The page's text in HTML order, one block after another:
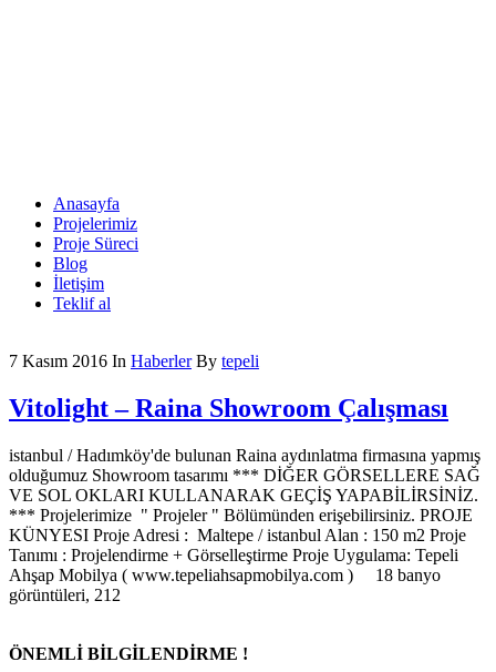
Anasayfa
Projelerimiz
Proje Süreci
Blog
İletişim
Teklif al
7 Kasım 2016 In Haberler By tepeli
Vitolight – Raina Showroom Çalışması
istanbul / Hadımköy'de bulunan Raina aydınlatma firmasına yapmış
olduğumuz Showroom tasarımı *** DİĞER GÖRSELLERE SAĞ
VE SOL OKLARI KULLANARAK GEÇİŞ YAPABİLİRSİNİZ.
*** Projelerimize " Projeler " Bölümünden erişebilirsiniz. PROJE
KÜNYESI Proje Adresi : Maltepe / istanbul Alan : 150 m2 Proje
Tanımı : Projelendirme + Görselleştirme Proje Uygulama: Tepeli
Ahşap Mobilya ( www.tepeliahsapmobilya.com ) 18 banyo
görüntüleri, 212
ÖNEMLİ BİLGİLENDİRME !